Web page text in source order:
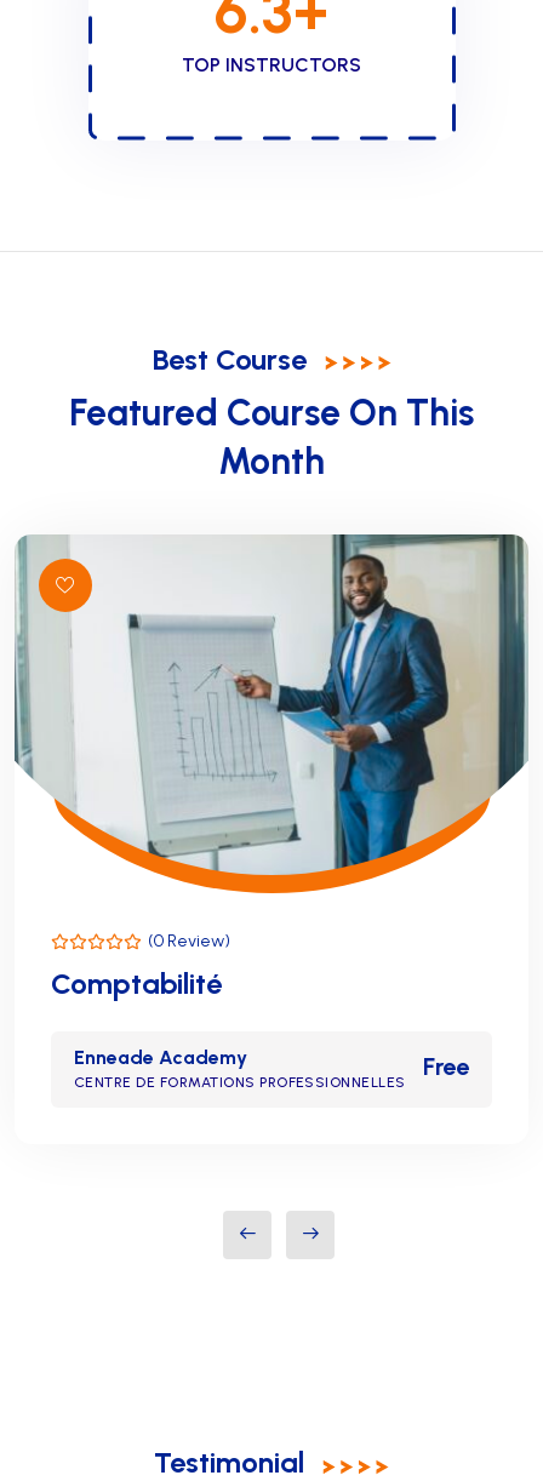
TOP INSTRUCTORS
Best Course
Featured Course On This
Month
(0 Review)
Comptabilité
Enneade Academy
CENTRE DE FORMATIONS PROFESSIONNELLES
Free
Testimonial